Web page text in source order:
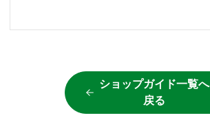
ショップガイド一覧へ
戻る